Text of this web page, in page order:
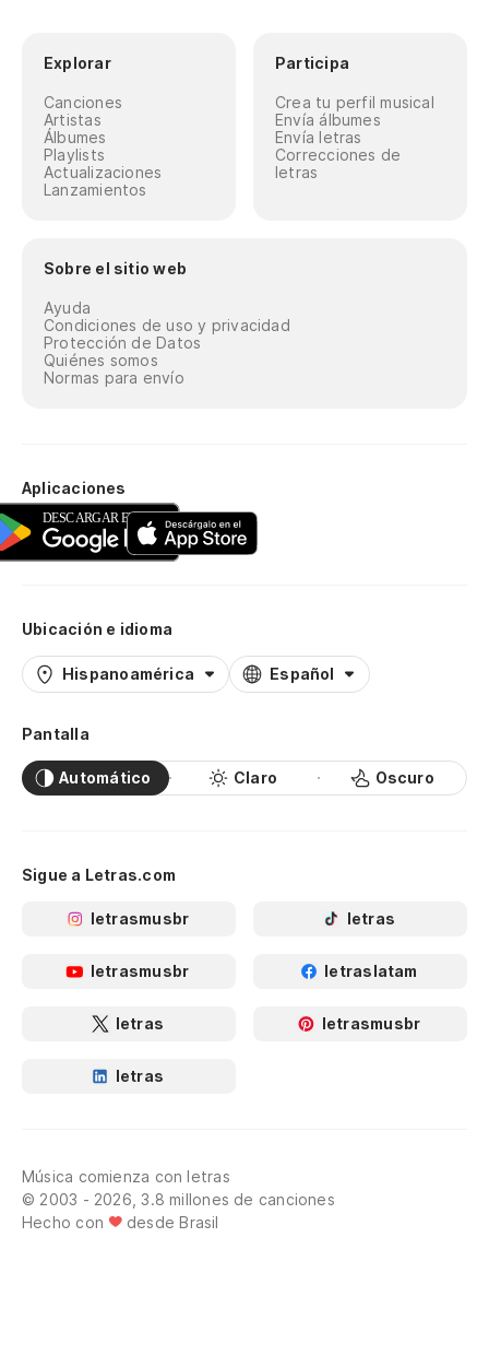
Explorar
Canciones
Artistas
Álbumes
Playlists
Actualizaciones
Lanzamientos
Participa
Crea tu perfil musical
Envía álbumes
Envía letras
Correcciones de
letras
Sobre el sitio web
Ayuda
Condiciones de uso y privacidad
Protección de Datos
Quiénes somos
Normas para envío
Aplicaciones
Ubicación e idioma
Hispanoamérica Español
Pantalla
Automático Claro Oscuro
Sigue a Letras.com
letrasmusbr letras
letrasmusbr letraslatam
letras letrasmusbr
letras
Música comienza con letras
© 2003 - 2026, 3.8 millones de canciones
Hecho con
desde Brasil